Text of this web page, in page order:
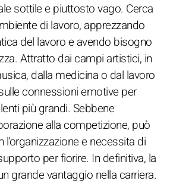
sottile e piuttosto vago. Cerca
di lavoro, apprezzando
del lavoro e avendo bisogno
Attratto dai campi artistici, in
dalla medicina o dal lavoro
connessioni emotive per
più grandi. Sebbene
alla competizione, può
l'organizzazione e necessita di
per fiorire. In definitiva, la
grande vantaggio nella carriera.